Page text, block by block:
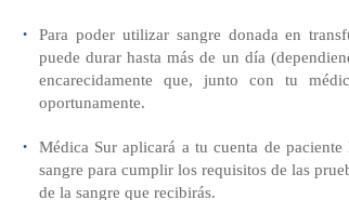
Para poder utilizar sangre donada en
puede durar hasta más de un día
encarecidamente que, junto con tu
oportunamente.
Médica Sur aplicará a tu cuenta de
sangre para cumplir los requisitos de las
de la sangre que recibirás.